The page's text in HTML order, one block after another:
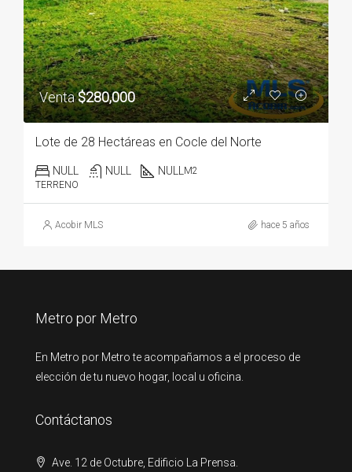
Venta$280,000
Lote de 28 Hectáreas en Cocle del Norte
NULL NULL NULL
M2
TERRENO
Acobir MLS hace 5 años
Metro por Metro
En Metro por Metro te acompañamos a el proceso de
elección de tu nuevo hogar, local u oficina.
Contáctanos
Ave. 12 de Octubre, Edificio La Prensa.